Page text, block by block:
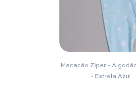
Macacão Zíper -
- Estrela Azul